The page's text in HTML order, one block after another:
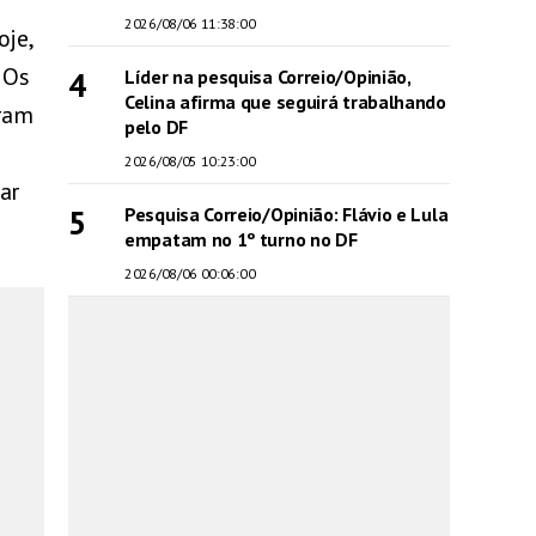
2026/08/06 11:38:00
4
Líder na pesquisa Correio/Opinião,
Celina afirma que seguirá trabalhando
pelo DF
2026/08/05 10:23:00
5
Pesquisa Correio/Opinião: Flávio e Lula
empatam no 1º turno no DF
2026/08/06 00:06:00